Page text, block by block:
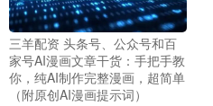
三羊配资 头条号、公众号和百
家号AI漫画文章干货：手把手教
你，纯AI制作完整漫画，超简单
（附原创AI漫画提示词）